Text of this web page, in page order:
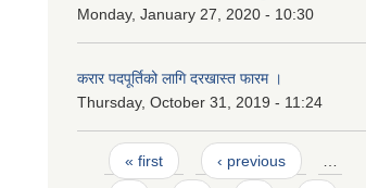
Monday, January 27, 2020 - 10:30
करार पदपूर्तिको लागि दरखास्त फारम ।
Thursday, October 31, 2019 - 11:24
Pages
« first ‹ previous